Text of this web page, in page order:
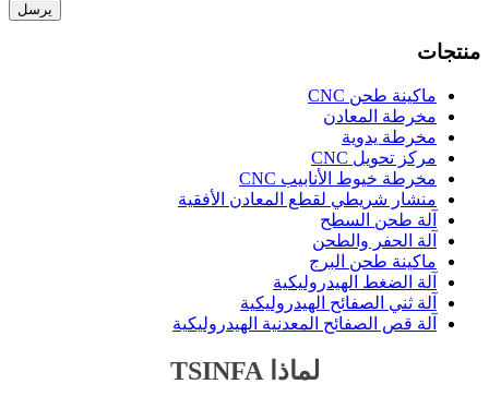
ماكينة طحن CNC
مخرطة المعادن
مخرطة يدوية
مركز تحويل CNC
مخرطة خيوط الأنابيب CNC
منشار شريطي لقطع المعادن الأفقية
آلة طحن السطح
آلة الحفر والطحن
ماكينة طحن البرج
آلة الضغط الهيدروليكية
آلة ثني الصفائح الهيدروليكية
آلة قص الصفائح المعدنية الهيدروليكية
لماذا TSINFA